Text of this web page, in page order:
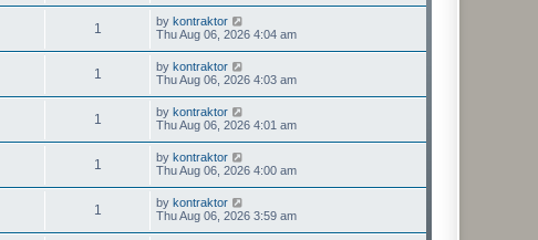
1 by kontraktor
Thu Aug 06, 2026 4:04 am
1 by kontraktor
Thu Aug 06, 2026 4:03 am
1 by kontraktor
Thu Aug 06, 2026 4:01 am
1 by kontraktor
Thu Aug 06, 2026 4:00 am
1 by kontraktor
Thu Aug 06, 2026 3:59 am